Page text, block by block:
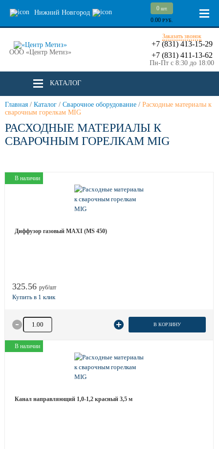
Нижний Новгород
0 шт.
0.00 РУБ.
ООО «Центр Метиз»
Заказать звонок
+7 (831) 413-15-29
+7 (831) 411-13-62
Пн-Пт с 8:30 до 18:00
КАТАЛОГ
Главная / Каталог / Сварочное оборудование / Расходные материалы к
сварочным горелкам MIG
РАСХОДНЫЕ МАТЕРИАЛЫ К
СВАРОЧНЫМ ГОРЕЛКАМ MIG
В наличии
Диффузор газовый MAXI (MS 450)
325.56 руб/шт
Количество товара В КОРЗИНУ
В наличии
Канал направляющий 1,0-1,2 красный 3,5 м